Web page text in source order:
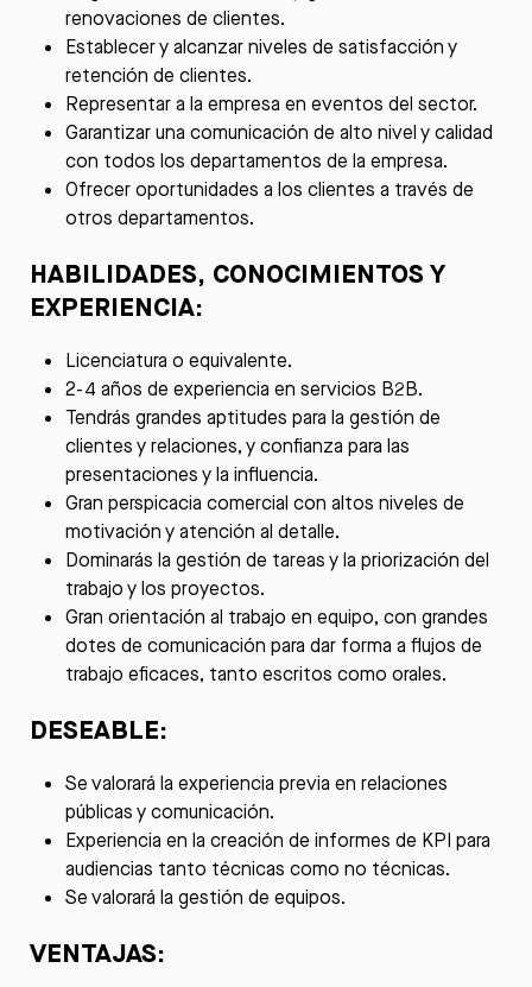
renovaciones de clientes.
Establecer y alcanzar niveles de satisfacción y
retención de clientes.
Representar a la empresa en eventos del sector.
Garantizar una comunicación de alto nivel y calidad
con todos los departamentos de la empresa.
Ofrecer oportunidades a los clientes a través de
otros departamentos.
HABILIDADES, CONOCIMIENTOS Y
EXPERIENCIA:
Licenciatura o equivalente.
2-4 años de experiencia en servicios B2B.
Tendrás grandes aptitudes para la gestión de
clientes y relaciones, y confianza para las
presentaciones y la influencia.
Gran perspicacia comercial con altos niveles de
motivación y atención al detalle.
Dominarás la gestión de tareas y la priorización del
trabajo y los proyectos.
Gran orientación al trabajo en equipo, con grandes
dotes de comunicación para dar forma a flujos de
trabajo eficaces, tanto escritos como orales.
DESEABLE:
Se valorará la experiencia previa en relaciones
públicas y comunicación.
Experiencia en la creación de informes de KPI para
audiencias tanto técnicas como no técnicas.
Se valorará la gestión de equipos.
VENTAJAS: